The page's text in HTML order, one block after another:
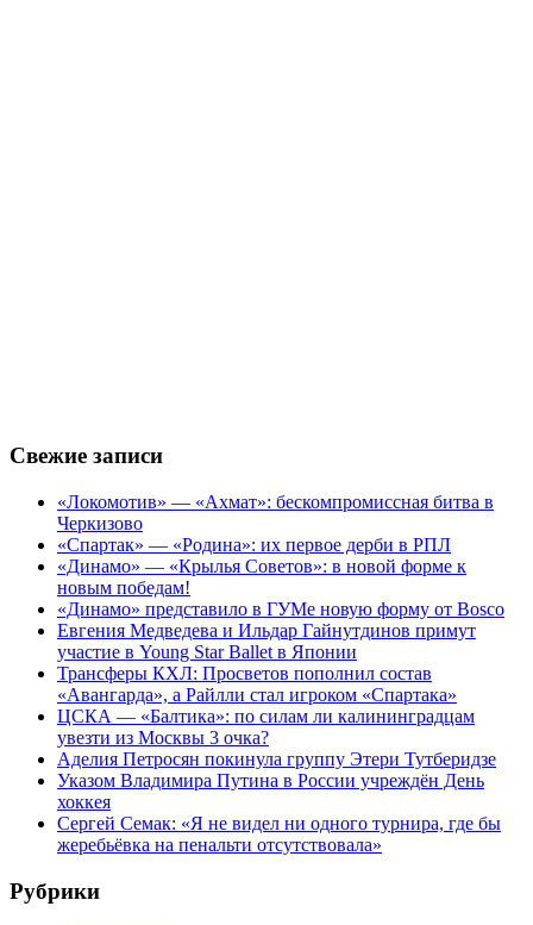
Свежие записи
«Локомотив» — «Ахмат»: бескомпромиссная битва в
Черкизово
«Спартак» — «Родина»: их первое дерби в РПЛ
«Динамо» — «Крылья Советов»: в новой форме к
новым победам!
«Динамо» представило в ГУМе новую форму от Bosco
Евгения Медведева и Ильдар Гайнутдинов примут
участие в Young Star Ballet в Японии
Трансферы КХЛ: Просветов пополнил состав
«Авангарда», а Райлли стал игроком «Спартака»
ЦСКА — «Балтика»: по силам ли калининградцам
увезти из Москвы 3 очка?
Аделия Петросян покинула группу Этери Тутберидзе
Указом Владимира Путина в России учреждён День
хоккея
Сергей Семак: «Я не видел ни одного турнира, где бы
жеребьёвка на пенальти отсутствовала»
Рубрики